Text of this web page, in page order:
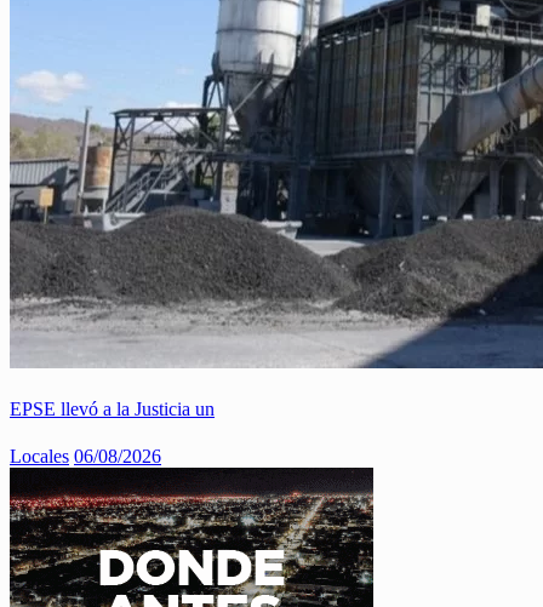
EPSE llevó a la Justicia un
Locales 06/08/2026